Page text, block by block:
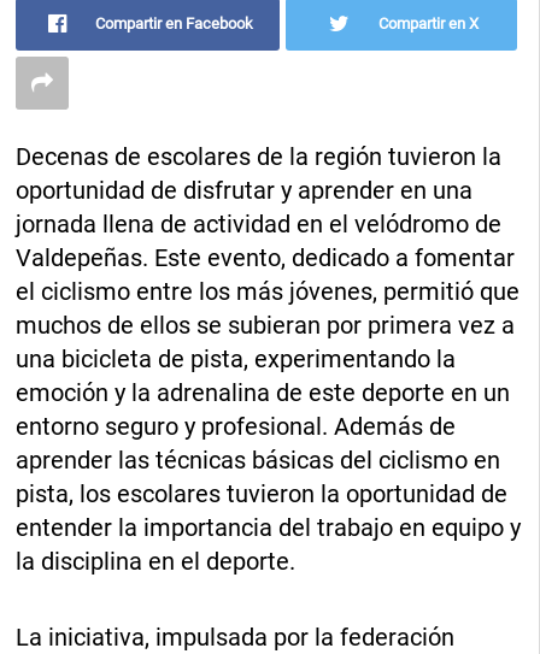
Compartir en Facebook Compartir en X
Decenas de escolares de la región tuvieron la
oportunidad de disfrutar y aprender en una
jornada llena de actividad en el velódromo de
Valdepeñas. Este evento, dedicado a fomentar
el ciclismo entre los más jóvenes, permitió que
muchos de ellos se subieran por primera vez a
una bicicleta de pista, experimentando la
emoción y la adrenalina de este deporte en un
entorno seguro y profesional. Además de
aprender las técnicas básicas del ciclismo en
pista, los escolares tuvieron la oportunidad de
entender la importancia del trabajo en equipo y
la disciplina en el deporte.
La iniciativa, impulsada por la federación